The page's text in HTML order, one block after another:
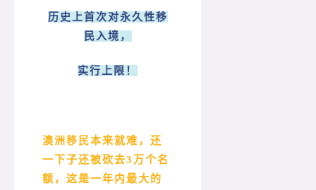
历史上首次对永久性移
民入境，
实行上限！
澳洲移民本来就难，还
一下子还被砍去3万个名
额，这是一年内最大的